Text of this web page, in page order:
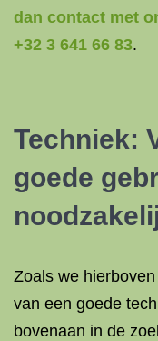
dan contact met
+32 3 641 66 83.
Techniek:
goede
Zoals we
van een goede
bovenaan in de